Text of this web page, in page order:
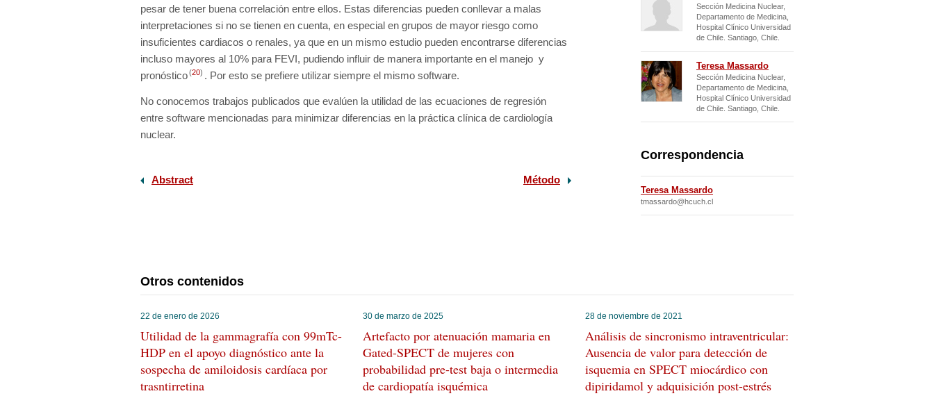
pesar de tener buena correlación entre ellos. Estas diferencias pueden conllevar a malas
interpretaciones si no se tienen en cuenta, en especial en grupos de mayor riesgo como
insuficientes cardiacos o renales, ya que en un mismo estudio pueden encontrarse diferencias
incluso mayores al 10% para FEVI, pudiendo influir de manera importante en el manejo y
pronóstico(20) . Por esto se prefiere utilizar siempre el mismo software.
No conocemos trabajos publicados que evalúen la utilidad de las ecuaciones de regresión
entre software mencionadas para minimizar diferencias en la práctica clínica de cardiología
nuclear.
Abstract Método
Sección Medicina Nuclear,
Departamento de Medicina,
Hospital Clínico Universidad
de Chile. Santiago, Chile.
Teresa Massardo
Sección Medicina Nuclear,
Departamento de Medicina,
Hospital Clínico Universidad
de Chile. Santiago, Chile.
Correspondencia
Teresa Massardo
tmassardo@hcuch.cl
Otros contenidos
22 de enero de 2026
Utilidad de la gammagrafía con 99mTc-
HDP en el apoyo diagnóstico ante la
sospecha de amiloidosis cardíaca por
trasntirretina
30 de marzo de 2025
Artefacto por atenuación mamaria en
Gated-SPECT de mujeres con
probabilidad pre-test baja o intermedia
de cardiopatía isquémica
28 de noviembre de 2021
Análisis de sincronismo intraventricular:
Ausencia de valor para detección de
isquemia en SPECT miocárdico con
dipiridamol y adquisición post-estrés